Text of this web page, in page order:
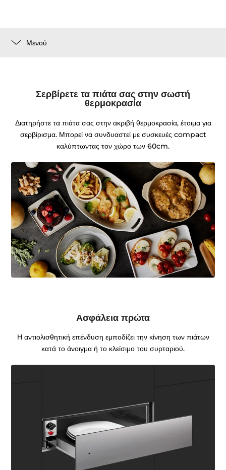
Μενού
Σερβίρετε τα πιάτα σας στην σωστή
θερμοκρασία
Διατηρήστε τα πιάτα σας στην ακριβή θερμοκρασία, έτοιμα για
σερβίρισμα. Μπορεί να συνδυαστεί με συσκευές compact
καλύπτωντας τον χώρο των 60cm.
Ασφάλεια πρώτα
Η αντιολισθητική επένδυση εμποδίζει την κίνηση των πιάτων
κατά το άνοιγμα ή το κλείσιμο του συρταριού.